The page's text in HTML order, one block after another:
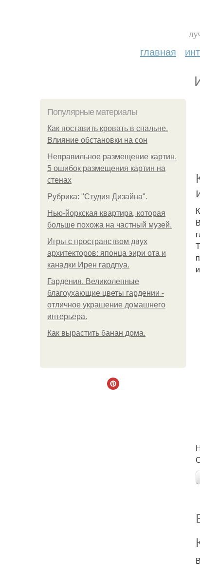
главная
Популярные материалы
Как поставить кровать в спальне.
Влияние обстановки на сон
Неправильное размещение картин.
5 ошибок размещения картин на
стенах
Рубрика: "Студия Дизайна".
Нью-йоркская квартира, которая
больше похожа на частный музей.
Игры с пространством двух
архитекторов: японца эири ота и
канадки Ирен гардпуа.
Гардения. Великолепные
благоухающие цветы гардении -
отличное украшение домашнего
интерьера.
Как вырастить банан дома.